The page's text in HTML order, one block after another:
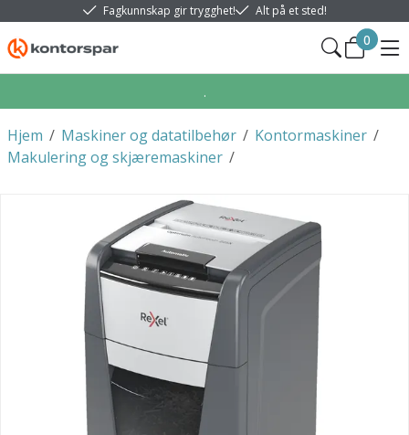
Fagkunnskap gir trygghet! Alt på et sted!
0
.
/
Hjem /
Maskiner og datatilbehør /
Kontormaskiner
/
Makulering og skjæremaskiner